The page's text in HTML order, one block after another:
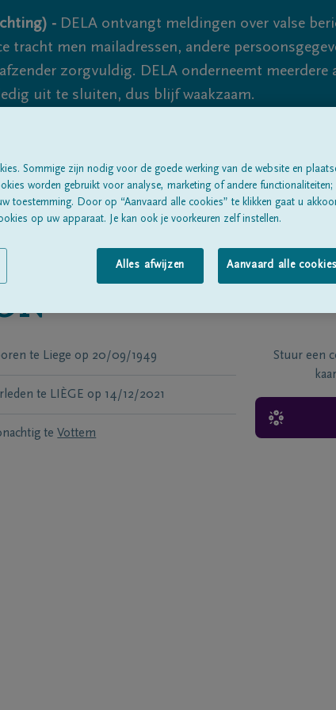
- DELA ontvangt meldingen over valse
tracht men mailadressen, andere
zorgvuldig. DELA onderneemt
uit te sluiten, dus blijf waakzaam.
Alle rouwberichten Over ons
te Liege op 20/09/1949
te LIÈGE op 14/12/2021
te Vottem
Stuur een
Sommige zijn nodig voor de goede werking van de website en
worden gebruikt voor analyse, marketing of andere functionaliteiten;
toestemming. Door op “Aanvaard alle cookies” te klikken gaat u
op uw apparaat. Je kan ook je voorkeuren zelf instellen.
Alles afwijzen Aanvaard alle cookies